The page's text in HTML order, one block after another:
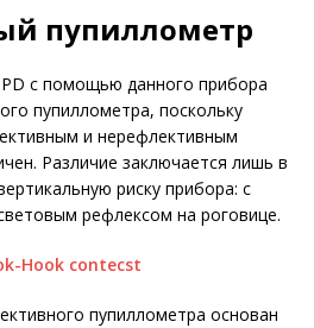
пупиллометр
с помощью данного прибора
пупиллометра, поскольку
и нерефлективным
Различие заключается лишь в
риску прибора: с
рефлексом на роговице.
пупиллометра основан